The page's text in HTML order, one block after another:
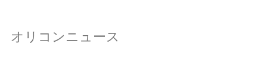
オリコンニュース